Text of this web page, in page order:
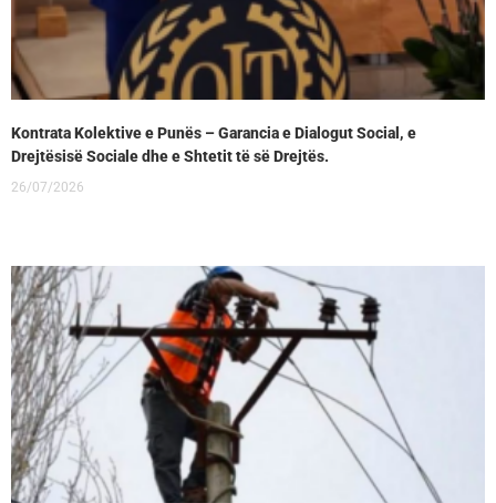
Kontrata Kolektive e Punës – Garancia e Dialogut Social, e
Drejtësisë Sociale dhe e Shtetit të së Drejtës.
26/07/2026